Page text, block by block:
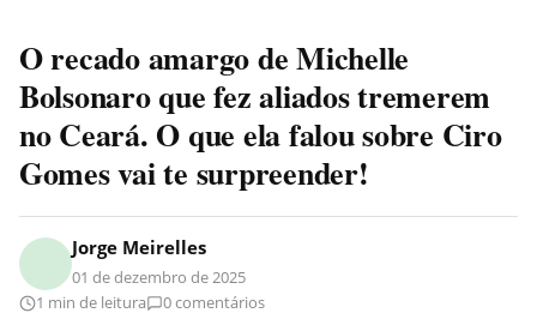
O recado amargo de Michelle
Bolsonaro que fez aliados tremerem
no Ceará. O que ela falou sobre Ciro
Gomes vai te surpreender!
Jorge Meirelles
01 de dezembro de 2025
1 min de leitura
0 comentários